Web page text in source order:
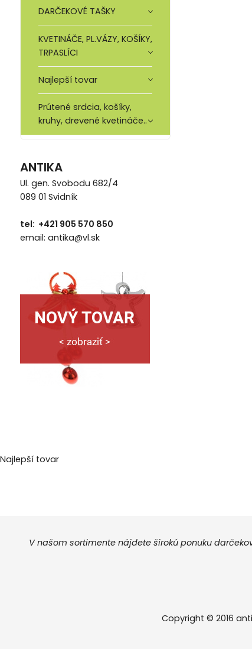
DARČEKOVÉ TAŠKY
KVETINÁČE, PL.VÁZY, KOŠÍKY,
TRPASLÍCI
Najlepší tovar
Prútené srdcia, košíky,
kruhy, drevené kvetináče..
ANTIKA
Ul. gen. Svobodu 682/4
089 01 Svidník
tel: +421 905 570 850
email: antika@vl.sk
Najlepší tovar
V našom sortimente nájdete širokú ponuku
Copyright © 2016